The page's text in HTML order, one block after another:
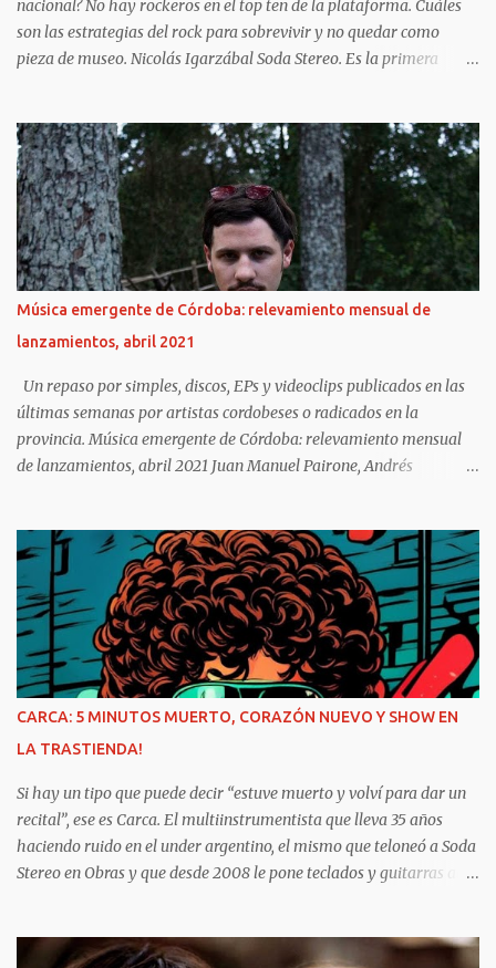
nacional? No hay rockeros en el top ten de la plataforma. Cuáles
son las estrategias del rock para sobrevivir y no quedar como
pieza de museo. Nicolás Igarzábal Soda Stereo. Es la primera
resistir-rock-nacional-_0_eQVu9ppQoO.html Bizarrap (Ramos
Mejía, 1998) es el músico argentino del momento. Tiene éxito en
todo el mundo gracias a hits con ritmo de hip hop que compone
para estrellas de la música hispana, desde Residente y J Balvin
hasta Nathy Peluso y Nicki Nicole. Pero este año logró algo que
espantaría a cualquier rockero argentino: salir en la tapa de la
revista sobre finanzas más famosa, Forbes, como una de las
mentes más brillantes de los negocios. ¿Se imaginan al Indio
Solari, Fito Páez o Andrés Calamaro como cara de una publicación
para empresarios? No hay chance. El productor de ...
Música emergente de Córdoba: relevamiento mensual de
lanzamientos, abril 2021
Un repaso por simples, discos, EPs y videoclips publicados en las
últimas semanas por artistas cordobeses o radicados en la
provincia. Música emergente de Córdoba: relevamiento mensual
de lanzamientos, abril 2021 Juan Manuel Pairone, Andrés
abril-2021/ E l cierre de abril trae consigo una nueva oportunidad
para repasar buena parte de lo publicado en materia de novedades
musicales del universo emergente provincial. Con lanzamientos
para todos los gustos, varios estilos y diferentes generaciones de
artistas se cruzan en una lista que da cuenta de la diversidad y el
volumen de producción local. Como cada mes, el repaso habitual
empieza con algunos títulos que quedaron al margen de lo
relevado el período anterior: El 10 de marzo, el rapero y freestyler
Narva publicó Sin sentido , canción compartida junto a Ruso.
Desde barrio Matienzo, en Córdoba capi...
CARCA: 5 MINUTOS MUERTO, CORAZÓN NUEVO Y SHOW EN
LA TRASTIENDA!
Si hay un tipo que puede decir “estuve muerto y volví para dar un
recital”, ese es Carca. El multiinstrumentista que lleva 35 años
haciendo ruido en el under argentino, el mismo que teloneó a Soda
Stereo en Obras y que desde 2008 le pone teclados y guitarras al
Marfan avanzado y el corazón en las últimas. 10 días antes de